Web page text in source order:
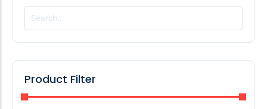
POPULAR THIS WEEK
No Posts Found!
Product Filter